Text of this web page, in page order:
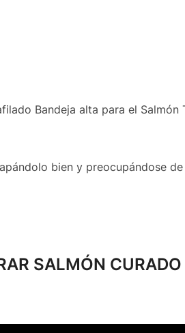
Bandeja alta para el Salmón
bien y preocupándose
SALMÓN CURADO